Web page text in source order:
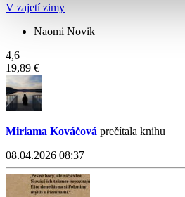
V zajetí zimy
Naomi Novik
4,6
19,89 €
Miriama Kováčová prečítala knihu
08.04.2026 08:37